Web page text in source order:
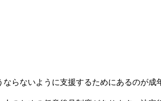
らないように支援するためにあるのが成